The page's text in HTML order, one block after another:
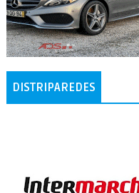
DISTRIPAREDES